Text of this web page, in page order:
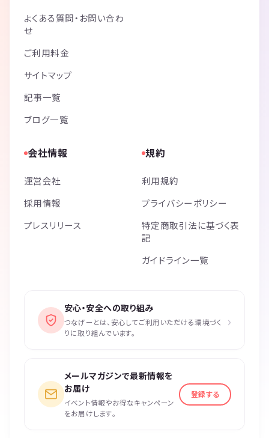
よくある質問・お問い合わ
せ
ご利用料金
サイトマップ
記事一覧
ブログ一覧
会社情報
運営会社
採用情報
プレスリリース
規約
利用規約
プライバシーポリシー
特定商取引法に基づく表
記
ガイドライン一覧
安心・安全への取り組み
つなげーとは、安心してご利用いただける環境づく
りに取り組んでいます。
›
メールマガジンで最新情報を
お届け
イベント情報やお得なキャンペーン
をお届けします。
登録する